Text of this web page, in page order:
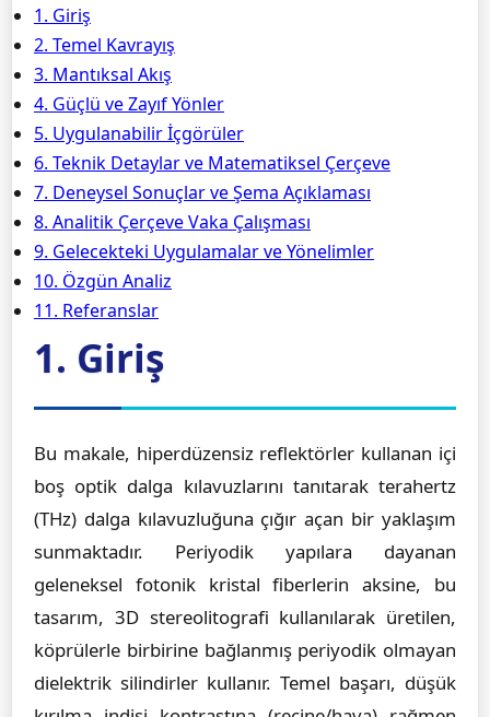
1. Giriş
2. Temel Kavrayış
3. Mantıksal Akış
4. Güçlü ve Zayıf Yönler
5. Uygulanabilir İçgörüler
6. Teknik Detaylar ve Matematiksel Çerçeve
7. Deneysel Sonuçlar ve Şema Açıklaması
8. Analitik Çerçeve Vaka Çalışması
9. Gelecekteki Uygulamalar ve Yönelimler
10. Özgün Analiz
11. Referanslar
1. Giriş
Bu makale, hiperdüzensiz reflektörler kullanan içi
boş optik dalga kılavuzlarını tanıtarak terahertz
(THz) dalga kılavuzluğuna çığır açan bir yaklaşım
sunmaktadır. Periyodik yapılara dayanan
geleneksel fotonik kristal fiberlerin aksine, bu
tasarım, 3D stereolitografi kullanılarak üretilen,
köprülerle birbirine bağlanmış periyodik olmayan
dielektrik silindirler kullanır. Temel başarı, düşük